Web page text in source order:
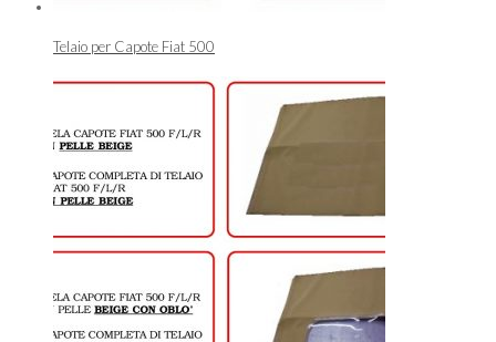
Telaio per Capote Fiat 500